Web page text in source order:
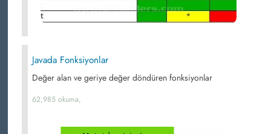
Javada Fonksiyonlar
Değer alan ve geriye değer döndüren fonksiyonlar
62,985 okuma,